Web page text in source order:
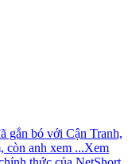
gắn bó với Cận Tranh,
còn anh xem ...Xem